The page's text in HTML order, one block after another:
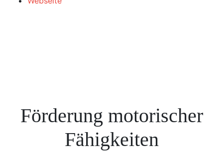
Förderung motorischer
Fähigkeiten